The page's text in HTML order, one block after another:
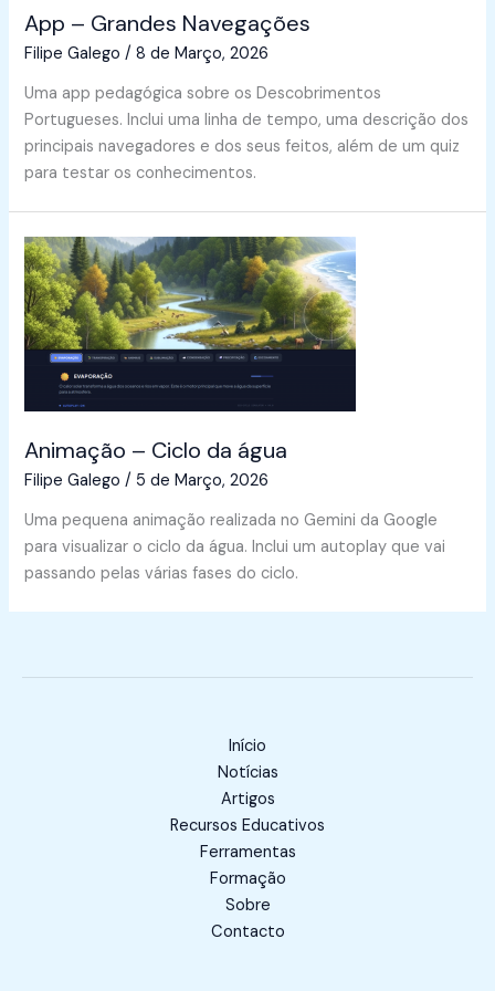
App – Grandes Navegações
Filipe Galego/8 de Março, 2026
Uma app pedagógica sobre os Descobrimentos
Portugueses. Inclui uma linha de tempo, uma descrição dos
principais navegadores e dos seus feitos, além de um quiz
para testar os conhecimentos.
Animação – Ciclo da água
Filipe Galego/ 5 de Março, 2026
Uma pequena animação realizada no Gemini da Google
para visualizar o ciclo da água. Inclui um autoplay que vai
passando pelas várias fases do ciclo.
Início
Notícias
Artigos
Recursos Educativos
Ferramentas
Formação
Sobre
Contacto